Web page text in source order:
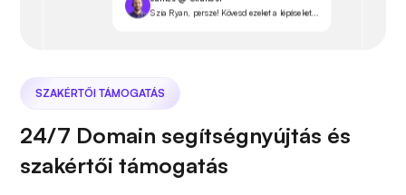
Szia Ryan, persze! Kövesd ezeket a lépéseket...
SZAKÉRTŐI TÁMOGATÁS
24/7 Domain segítségnyújtás és
szakértői támogatás